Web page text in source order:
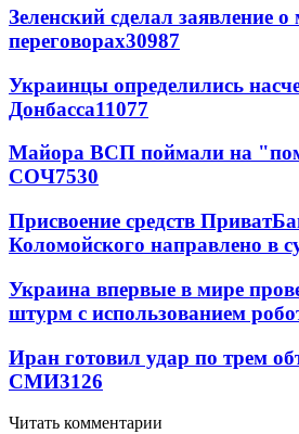
Зеленский сделал заявление
переговорах30987
Украинцы определились
Донбасса11077
Майора ВСП поймали на
СОЧ7530
Присвоение средств
Коломойского направлено в
Украина впервые в мире
штурм с использованием
Иран готовил удар по трем
СМИ3126
Читать комментарии